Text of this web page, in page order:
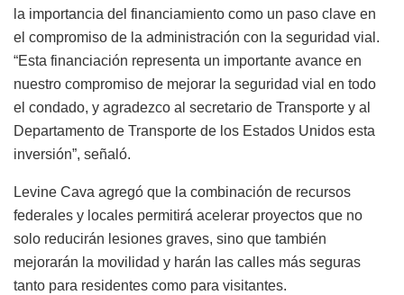
la importancia del financiamiento como un paso clave en
el compromiso de la administración con la seguridad vial.
“Esta financiación representa un importante avance en
nuestro compromiso de mejorar la seguridad vial en todo
el condado, y agradezco al secretario de Transporte y al
Departamento de Transporte de los Estados Unidos esta
inversión”, señaló.
Levine Cava agregó que la combinación de recursos
federales y locales permitirá acelerar proyectos que no
solo reducirán lesiones graves, sino que también
mejorarán la movilidad y harán las calles más seguras
tanto para residentes como para visitantes.